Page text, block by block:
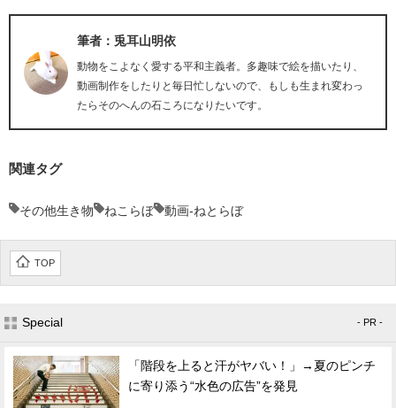
筆者：兎耳山明依
動物をこよなく愛する平和主義者。多趣味で絵を描いたり、
動画制作をしたりと毎日忙しないので、もしも生まれ変わっ
たらそのへんの石ころになりたいです。
関連タグ
その他生き物 ねこらぼ 動画-ねとらぼ
TOP
Special - PR -
「階段を上ると汗がヤバい！」→夏のピンチ
に寄り添う“水色の広告”を発見